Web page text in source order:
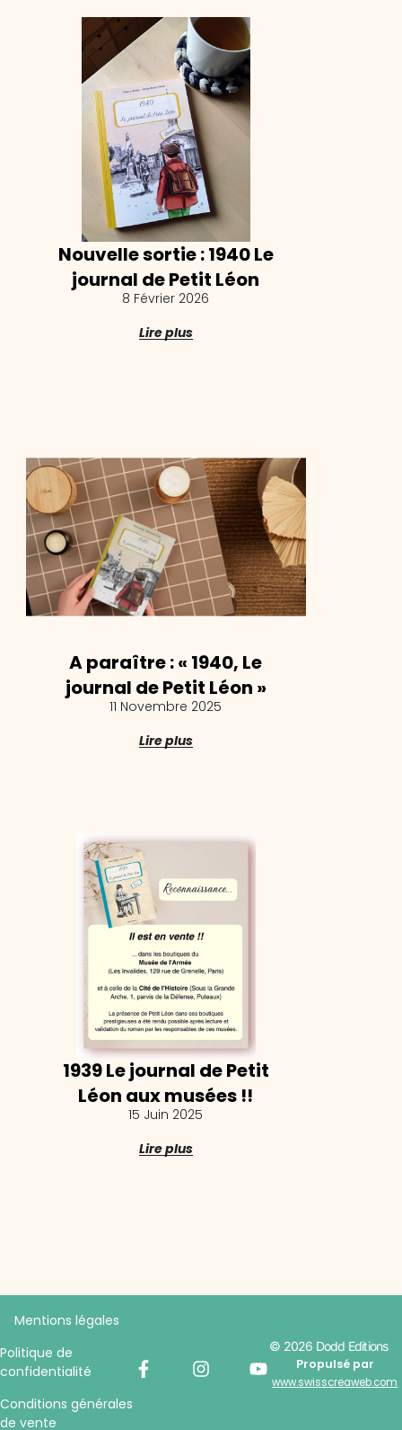
Nouvelle sortie : 1940 Le
journal de Petit Léon
8 Février 2026
Lire plus
A paraître : « 1940, Le
journal de Petit Léon »
11 Novembre 2025
Lire plus
1939 Le journal de Petit
Léon aux musées !!
15 Juin 2025
Lire plus
Mentions légales
Politique de
confidentialité
Conditions générales
de vente
© 2026 Dodd Editions
Propulsé par
www.swisscreaweb.com